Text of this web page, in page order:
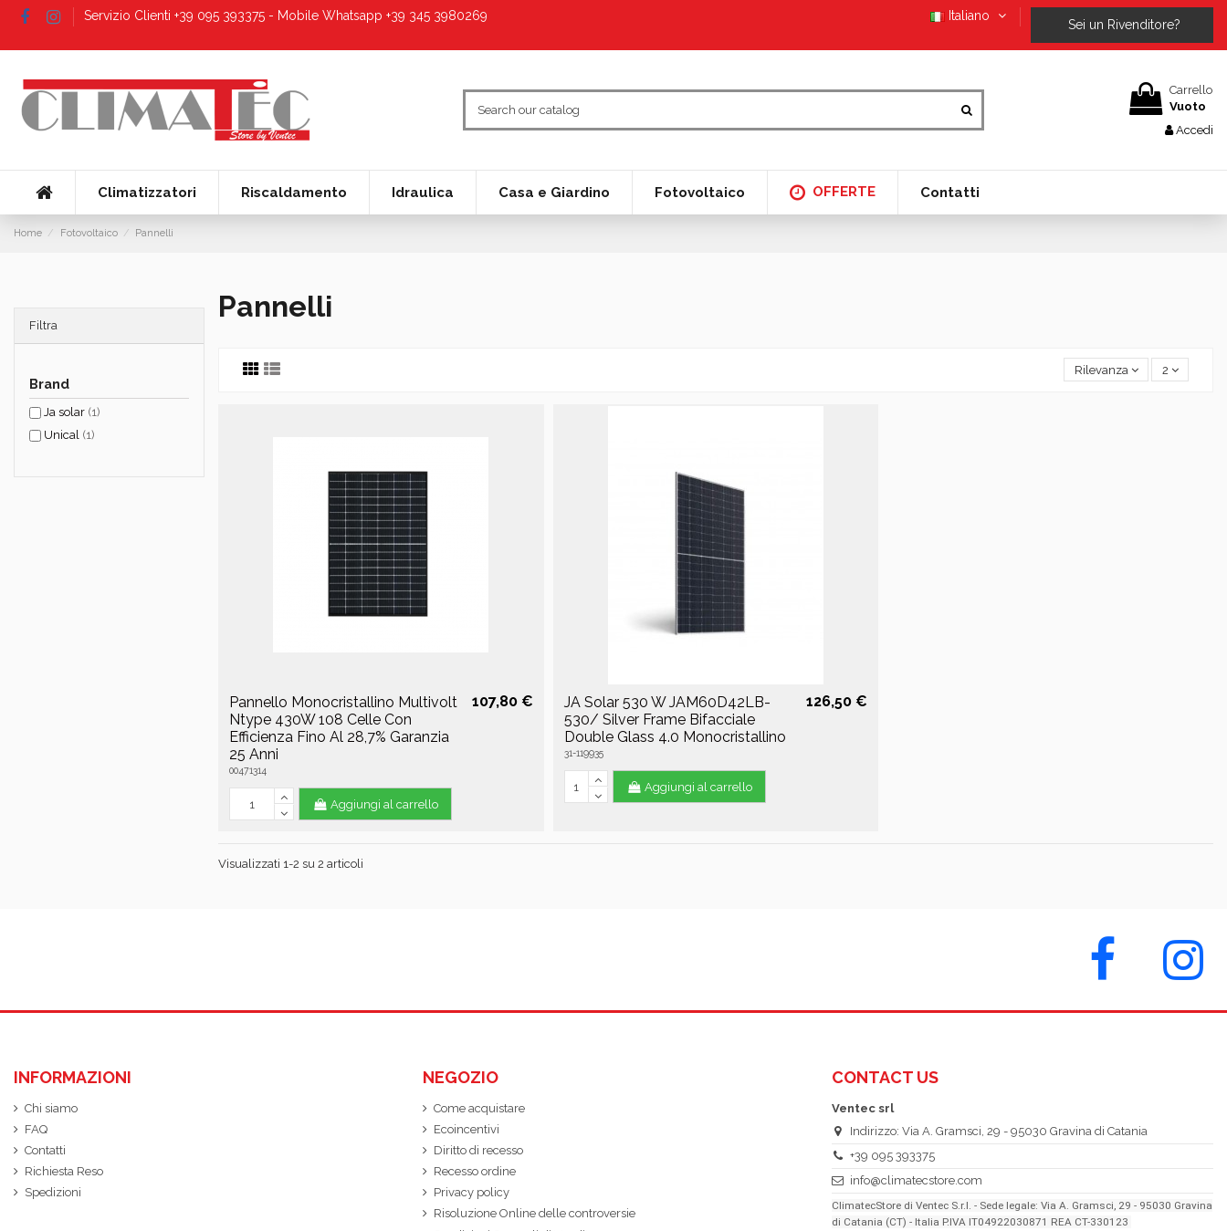
Servizio Clienti +39 095 393375 - Mobile Whatsapp +39 345 3980269 Italiano
Sei un Rivenditore?
Carrello
Vuoto
Accedi
Climatizzatori Riscaldamento Idraulica Casa e Giardino Fotovoltaico OFFERTE Contatti
Home Fotovoltaico Pannelli
Pannelli
Rilevanza 2
Pannello Monocristallino Multivolt
Ntype 430W 108 Celle Con
Efficienza Fino Al 28,7% Garanzia
25 Anni
00471314
107,80 €
Aggiungi al carrello
JA Solar 530 W JAM60D42LB-
530/ Silver Frame Bifacciale
Double Glass 4.0 Monocristallino
31-119935
126,50 €
Aggiungi al carrello
Visualizzati 1-2 su 2 articoli
Filtra
Brand
Ja solar (1)
Unical (1)
INFORMAZIONI
Chi siamo
FAQ
Contatti
Richiesta Reso
Spedizioni
NEGOZIO
Come acquistare
Ecoincentivi
Diritto di recesso
Recesso ordine
Privacy policy
Risoluzione Online delle controversie
CONTACT US
Ventec srl
Indirizzo: Via A. Gramsci, 29 - 95030 Gravina di Catania
+39 095 393375
info@climatecstore.com
ClimatecStore di Ventec S.r.l. - Sede legale: Via A. Gramsci, 29 - 95030 Gravina
di Catania (CT) - Italia P.IVA IT04922030871 REA CT-330123